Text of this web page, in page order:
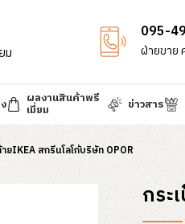
ม
095-
ฝ่ายขาย
ผลงานสินค้าพรี
เมี่ยม ข่าวสาร
IKEA สกรีนโลโก้บริษัท OPOR
กระ